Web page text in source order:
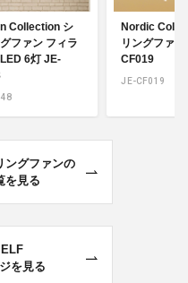
Collection シ
ファン フィラ
6灯 JE-
Nordic
リングファ
CF019
JE-CF019
ングファンの
を見る
を見る